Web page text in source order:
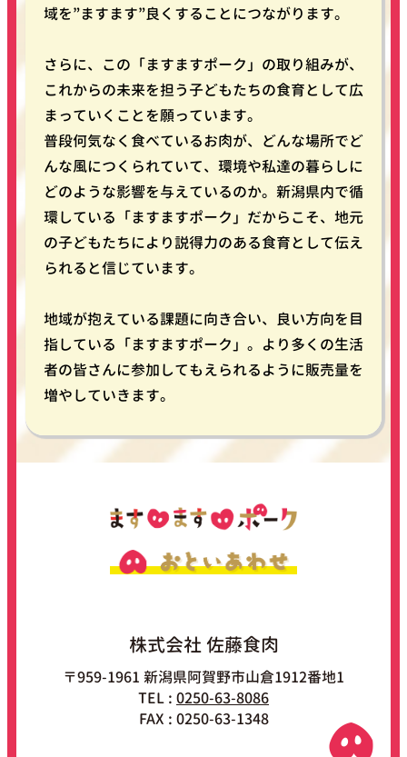
域を”ますます”良くすることにつながります。
さらに、この「ますますポーク」の取り組みが、
これからの未来を担う子どもたちの食育として広
まっていくことを願っています。
普段何気なく食べているお肉が、どんな場所でど
んな風につくられていて、環境や私達の暮らしに
どのような影響を与えているのか。新潟県内で循
環している「ますますポーク」だからこそ、地元
の子どもたちにより説得力のある食育として伝え
られると信じています。
地域が抱えている課題に向き合い、良い方向を目
指している「ますますポーク」。より多くの生活
者の皆さんに参加してもえられるように販売量を
増やしていきます。
株式会社 佐藤食肉
〒959-1961 新潟県阿賀野市山倉1912番地1
TEL : 0250-63-8086
FAX : 0250-63-1348